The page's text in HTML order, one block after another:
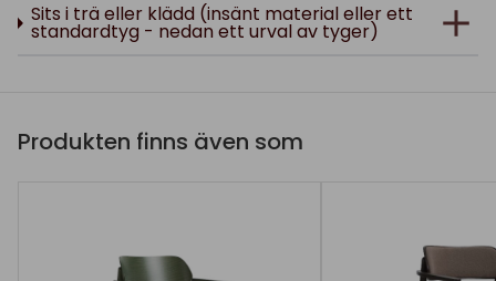
Sits i trä eller klädd (insänt material eller ett
standardtyg - nedan ett urval av tyger)
Produkten finns även som